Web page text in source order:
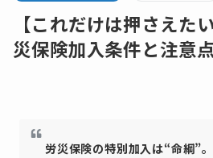
【これだけは押さえた
災保険加入条件と注意点
労災保険の特別加入は“命綱”